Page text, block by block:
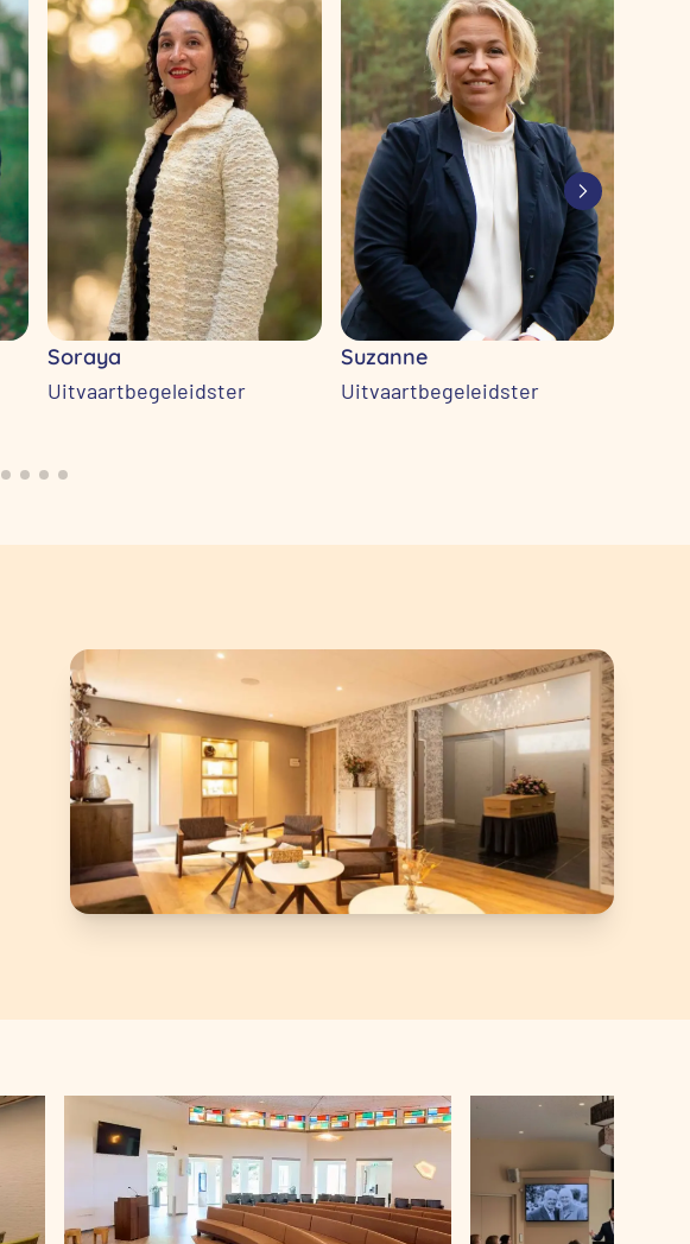
Soraya
Uitvaartbegeleidster
Suzanne
Uitvaartbegeleidster